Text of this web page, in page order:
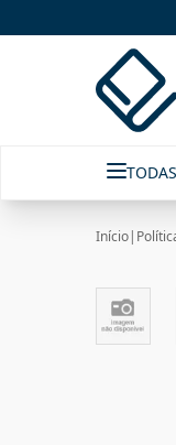
Início|